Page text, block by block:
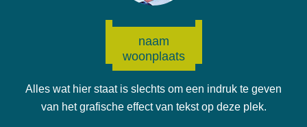
naam
woonplaats
Alles wat hier staat is slechts om een indruk te geven
van het grafische effect van tekst op deze plek.